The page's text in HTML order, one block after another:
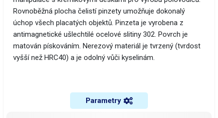
Rovnoběžná plocha čelistí pinzety umožňuje dokonalý
úchop všech placatých objektů. Pinzeta je vyrobena z
antimagnetické ušlechtilé ocelové slitiny 302. Povrch je
matován pískováním. Nerezový materiál je tvrzený (tvrdost
vyšší než HRC40) a je odolný vůči kyselinám.
Parametry